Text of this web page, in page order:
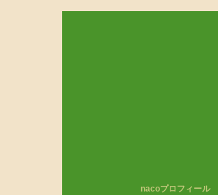
nacoプロフィール